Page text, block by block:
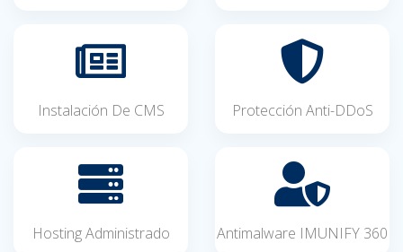
Instalación De CMS Protección Anti-DDoS
Hosting Administrado Antimalware IMUNIFY 360